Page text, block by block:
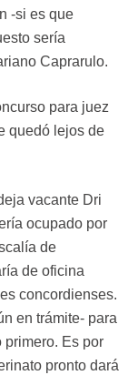
-si es que
sería
Caprarulo.
para juez
quedó lejos de
vacante Dri
ocupado por
de
de oficina
concordienses.
en trámite- para
primero. Es por
pronto dará